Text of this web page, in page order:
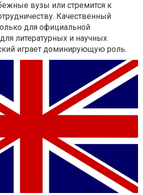
вузы или стремится к
Качественный
для официальной
литературных и научных
играет доминирующую роль.